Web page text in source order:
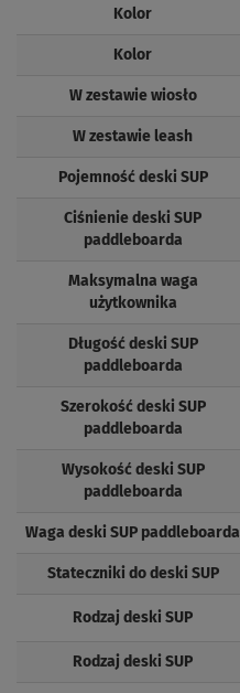
Kolor
Kolor
W zestawie wiosło
W zestawie leash
Pojemność deski SUP
Ciśnienie deski SUP
paddleboarda
Maksymalna waga
użytkownika
Długość deski SUP
paddleboarda
Szerokość deski SUP
paddleboarda
Wysokość deski SUP
paddleboarda
Waga deski SUP paddleboarda
Stateczniki do deski SUP
Rodzaj deski SUP
Rodzaj deski SUP